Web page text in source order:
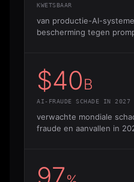
KWETSBAAR
van productie-AI-
bescherming tegen
$40B
AI-FRAUDE SCHADE IN 2027
verwachte mondiale
fraude en aanvallen in